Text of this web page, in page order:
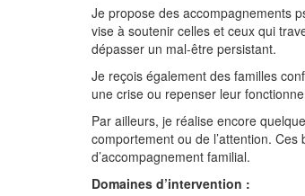
Je propose des accompagnements
vise à soutenir celles et ceux qui
dépasser un mal-être persistant.
Je reçois également des familles
une crise ou repenser leur
Par ailleurs, je réalise encore
comportement ou de l’attention.
d’accompagnement familial.
Domaines d’intervention :